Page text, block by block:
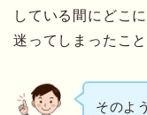
している間にどこ
迷ってしまったこ
そのよ